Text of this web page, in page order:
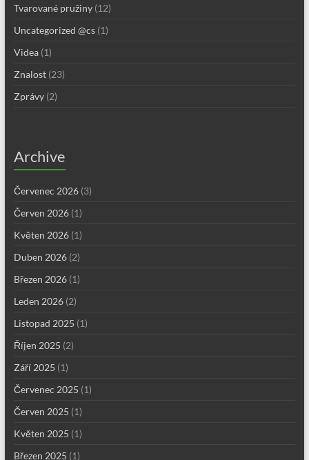
Tvarované pružiny(12)
Uncategorized @cs(1)
Videa(1)
Znalost(23)
Zprávy(2)
Archive
Červenec 2026(3)
Červen 2026(1)
Květen 2026(1)
Duben 2026(2)
Březen 2026(1)
Leden 2026(2)
Listopad 2025 (1)
Říjen 2025 (2)
Září 2025 (1)
Červenec 2025 (1)
Červen 2025 (1)
Květen 2025 (1)
Březen 2025 (1)